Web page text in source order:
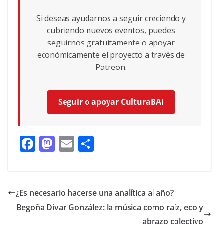
Si deseas ayudarnos a seguir creciendo y
cubriendo nuevos eventos, puedes
seguirnos gratuitamente o apoyar
económicamente el proyecto a través de
Patreon.
Seguir o apoyar CulturaBAI
F
b
o
M
d
o
E
l p
ar
¿Es necesario hacerse una analítica al año?
Begoña Divar González: la música como raíz, eco y
abrazo colectivo